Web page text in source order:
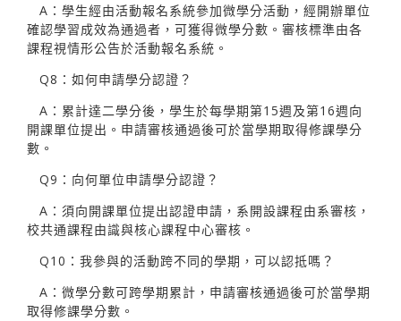
A：學生經由活動報名系統參加微學分活動，經開辦單位
確認學習成效為通過者，可獲得微學分數。審核標準由各
課程視情形公告於活動報名系統。
Q8：如何申請學分認證？
A：累計達二學分後，學生於每學期第15週及第16週向
開課單位提出。申請審核通過後可於當學期取得修課學分
數。
Q9：向何單位申請學分認證？
A：須向開課單位提出認證申請，系開設課程由系審核，
校共通課程由識與核心課程中心審核。
Q10：我參與的活動跨不同的學期，可以認抵嗎？
A：微學分數可跨學期累計，申請審核通過後可於當學期
取得修課學分數。